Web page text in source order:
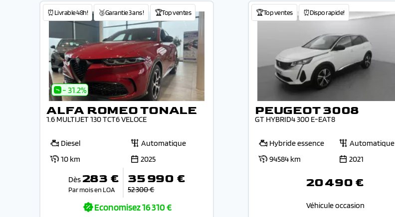
⏰Livrable 48h! 🥉Garantie 3 ans ! 🏆Top ventes
- 31.2%
ALFA ROMEO TONALE
1.6 MULTIJET 130 TCT6 VELOCE
Diesel
Automatique
10 km
2025
Dès 283 €
Par mois en LOA
35 990 €
52 300 €
Economisez16 310 €
🏆Top ventes ⏰Dispo rapide!
PEUGEOT 3008
GT HYBRID4 300 E-EAT8
Hybride essence
Automatique
94584 km
2021
20 490 €
Véhicule occasion